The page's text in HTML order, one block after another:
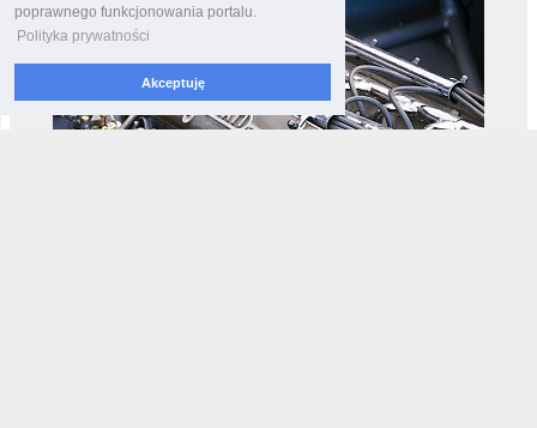
poprawnego funkcjonowania portalu.
Polityka prywatności
Akceptuję